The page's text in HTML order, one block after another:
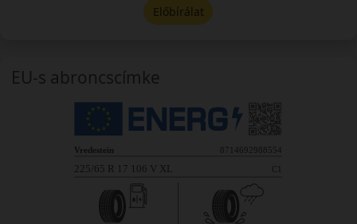
Előbírálat
EU-s abroncscímke